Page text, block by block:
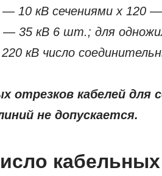
— 10 кВ сечениями х 120
— 35 кВ 6 шт.; для
кВ число
отрезков кабелей для
не допускается.